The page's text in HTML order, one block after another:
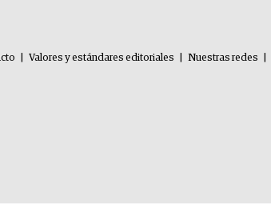
Valores y estándares editoriales Nuestras redes